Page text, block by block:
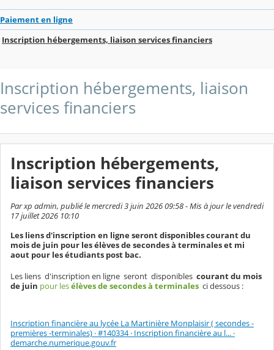
Paiement en ligne
Inscription hébergements, liaison services financiers
Inscription hébergements, liaison
services financiers
Inscription hébergements,
liaison services financiers
Par xp admin, publié le mercredi 3 juin 2026 09:58 - Mis à jour le vendredi
17 juillet 2026 10:10
Les liens d'inscription en ligne seront disponibles courant du
mois de juin pour les élèves de secondes à terminales et mi
aout pour les étudiants post bac.
Les liens d'inscription en ligne seront disponibles courant du mois
de juin pour lesélèves de secondes à terminales ci dessous :
Inscription financière au lycée La Martinière Monplaisir ( secondes -
premières -terminales) · #140334 · Inscription financière au l... ·
demarche.numerique.gouv.fr